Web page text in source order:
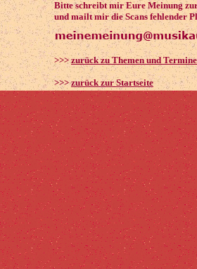
Bitte schreibt mir Eure Meinung
und mailt mir die Scans fehlender
>>>zurück zu Themen und
>>>zurück zur Startseite